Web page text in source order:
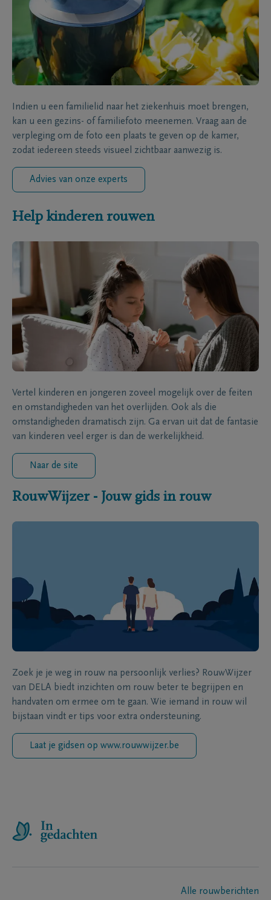
Indien u een familielid naar het ziekenhuis moet brengen,
kan u een gezins- of familiefoto meenemen. Vraag aan de
verpleging om de foto een plaats te geven op de kamer,
zodat iedereen steeds visueel zichtbaar aanwezig is.
Advies van onze experts
Help kinderen rouwen
Vertel kinderen en jongeren zoveel mogelijk over de feiten
en omstandigheden van het overlijden. Ook als die
omstandigheden dramatisch zijn. Ga ervan uit dat de fantasie
van kinderen veel erger is dan de werkelijkheid.
Naar de site
RouwWijzer - Jouw gids in rouw
Zoek je je weg in rouw na persoonlijk verlies? RouwWijzer
van DELA biedt inzichten om rouw beter te begrijpen en
handvaten om ermee om te gaan. Wie iemand in rouw wil
bijstaan vindt er tips voor extra ondersteuning.
Laat je gidsen op www.rouwwijzer.be
Alle rouwberichten